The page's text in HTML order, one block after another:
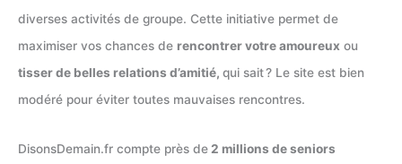
diverses activités de groupe. Cette initiative permet de
maximiser vos chances de rencontrer votre amoureux ou
tisser de belles relations d’amitié, qui sait ? Le site est bien
modéré pour éviter toutes mauvaises rencontres.
DisonsDemain.fr compte près de 2 millions de seniors